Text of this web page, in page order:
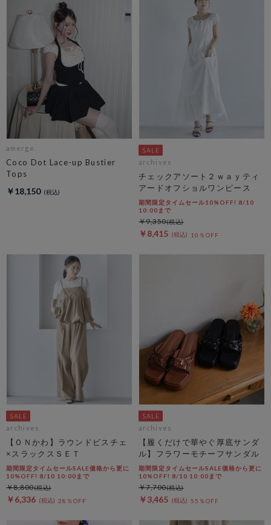
amerge.
Coco Dot Lace-up Bustier
Tops
￥18,150
archives
チェックアソート２ｗａｙティ
アードオフショルワンピース
期間限定タイムセール10%OFF! 8/10
10:00まで
￥8,415 10％OFF
￥9,350
archives
【ＯＮかわ】ラウンドビスチェ
×スラックスＳＥＴ
期間限定タイムセールSALE価格から更に
10%OFF! 8/10 10:00まで
￥6,336 28％OFF
￥8,800
archives
【履くだけで華やぐ厚底サンダ
ル】フラワーモチーフサンダル
期間限定タイムセールSALE価格から更に
10%OFF! 8/10 10:00まで
￥3,465 55％OFF
￥7,700